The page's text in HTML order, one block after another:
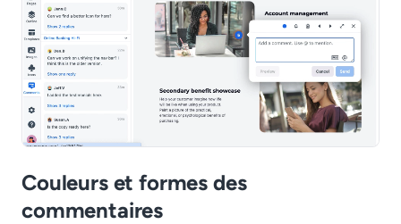
Couleurs et formes des
commentaires